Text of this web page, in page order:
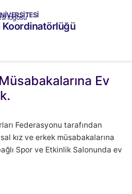
Koordinatörlüğü
Ev
Federasyonu tarafından
kız ve erkek müsabakalarına
Spor ve Etkinlik Salonunda ev